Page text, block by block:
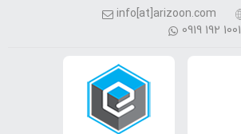
info[at]arizoon.com
0919 192 1001